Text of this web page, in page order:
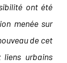
ont été
menée sur
de cet
urbains